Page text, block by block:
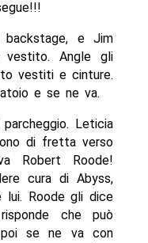
e Jim
vestito. Angle gli
vestiti e cinture.
e se ne va.
Leticia
di fretta verso
Robert Roode!
cura di Abyss,
Roode gli dice
che può
poi se ne va con